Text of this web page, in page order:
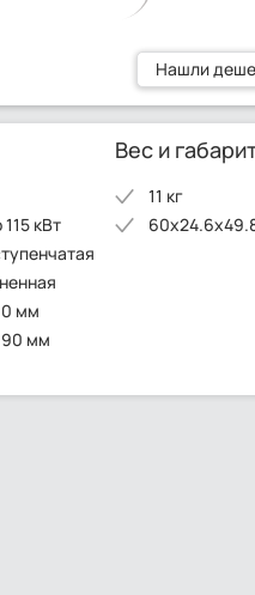
Нашли
кВт
мм
90 мм
Вес и
11 кг